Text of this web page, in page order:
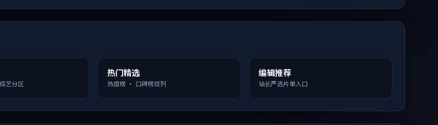
艺分区
热门精选
热度榜 · 口碑榜双列
编辑推荐
站长严选片单入口